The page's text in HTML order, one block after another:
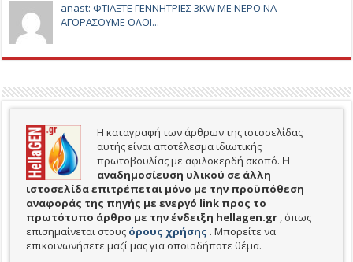
anast: ΦΤΙΑΞΤΕ ΓΕΝΝΗΤΡΙΕΣ 3KW ΜΕ ΝΕΡΟ ΝΑ
ΑΓΟΡΑΣΟΥΜΕ ΟΛΟΙ...
Η καταγραφή των άρθρων της ιστοσελίδας
αυτής είναι αποτέλεσμα ιδιωτικής
πρωτοβουλίας με αφιλοκερδή σκοπό. H
αναδημοσίευση υλικού σε άλλη
ιστοσελίδα επιτρέπεται μόνο με την προϋπόθεση
αναφοράς της πηγής με ενεργό link προς το
πρωτότυπο άρθρο με την ένδειξη hellagen.gr , όπως
επισημαίνεται στους όρους χρήσης . Μπορείτε να
επικοινωνήσετε μαζί μας για οποιοδήποτε θέμα.